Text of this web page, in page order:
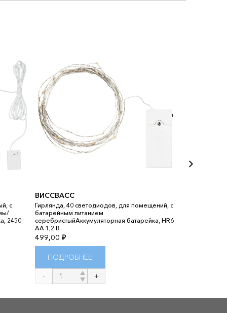
с
2450
ВИССВАСС
Гирлянда, 40 светодиодов, для помещений, с
батарейным питанием
серебристыйАккумуляторная батарейка, HR6
AA 1,2 В
499,00 ₽
ПОДРОБНЕЕ
Количество
товара